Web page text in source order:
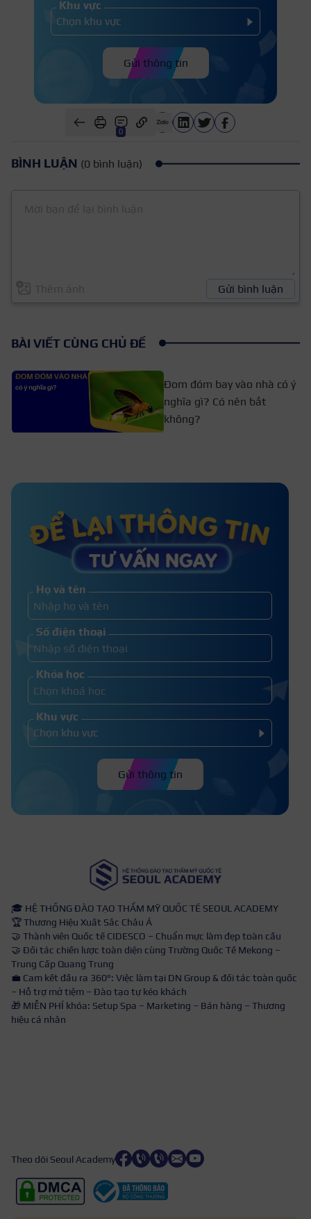
Khu vực
Gửi thông tin
0
BÌNH LUẬN (0 bình luận)
Gửi bình luận
BÀI VIẾT CÙNG CHỦ ĐỀ
Đom đóm bay vào nhà có ý
nghĩa gì? Có nên bắt
không?
Tắc kè kêu 6 tiếng vào ban đêm và vào
ban ngày là điềm báo gì?
bay vào nhà đánh số gì?
Họ và tên
Số điện thoại
Khóa học
Khu vực
Gửi thông tin
🎓 HỆ THỐNG ĐÀO TẠO THẨM MỸ QUỐC TẾ SEOUL ACADEMY
🏆 Thương Hiệu Xuất Sắc Châu Á
🤝 Thành viên Quốc tế CIDESCO – Chuẩn mực làm đẹp toàn cầu
🤝 Đối tác chiến lược toàn diện cùng Trường Quốc Tế Mekong –
Trung Cấp Quang Trung
💼 Cam kết đầu ra 360°: Việc làm tại DN Group & đối tác toàn quốc
– Hỗ trợ mở tiệm – Đào tạo tự kéo khách
🎁 MIỄN PHÍ khóa: Setup Spa – Marketing – Bán hàng – Thương
hiệu cá nhân
Theo dõi Seoul Academy